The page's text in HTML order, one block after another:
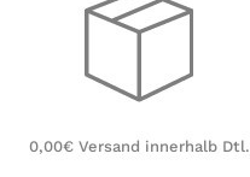
0,00€ Versand innerhalb Dtl.